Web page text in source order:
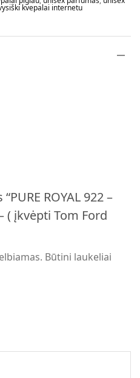
kvepalai internetu
ROYAL 922 –
( įkvėpti Tom Ford
Būtini laukeliai